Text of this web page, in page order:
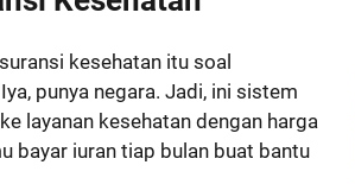
kesehatan itu soal
punya negara. Jadi, ini sistem
layanan kesehatan dengan harga
bayar iuran tiap bulan buat bantu